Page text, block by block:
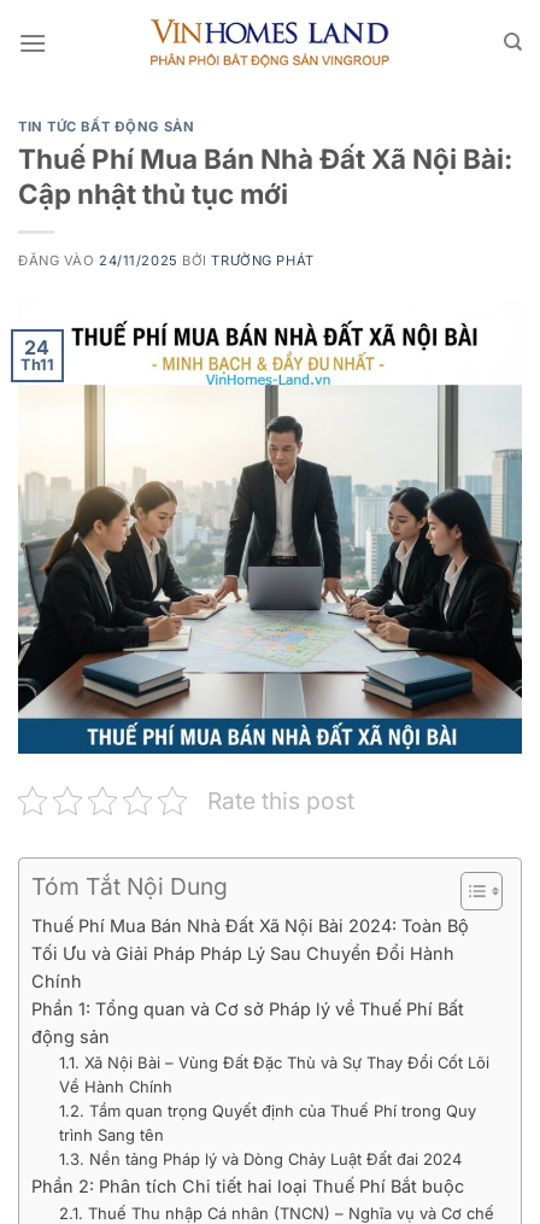
qua
TIN TỨC BẤT ĐỘNG SẢN
Thuế Phí Mua Bán Nhà Đất Xã Nội Bài:
Cập nhật thủ tục mới
ĐĂNG VÀO 24/11/2025 BỞITRƯỜNG PHÁT
24
Th11
Rate this post
Tóm Tắt Nội Dung
Thuế Phí Mua Bán Nhà Đất Xã Nội Bài 2024: Toàn Bộ
Tối Ưu và Giải Pháp Pháp Lý Sau Chuyển Đổi Hành
Chính
Phần 1: Tổng quan và Cơ sở Pháp lý về Thuế Phí Bất
động sản
1.1. Xã Nội Bài – Vùng Đất Đặc Thù và Sự Thay Đổi Cốt Lõi
Về Hành Chính
1.2. Tầm quan trọng Quyết định của Thuế Phí trong Quy
trình Sang tên
1.3. Nền tảng Pháp lý và Dòng Chảy Luật Đất đai 2024
Phần 2: Phân tích Chi tiết hai loại Thuế Phí Bắt buộc
2.1. Thuế Thu nhập Cá nhân (TNCN) – Nghĩa vụ và Cơ chế